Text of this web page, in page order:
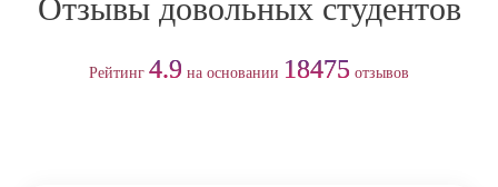
Отзывы довольных студентов
Рейтинг 4.9 на основании 18475 отзывов